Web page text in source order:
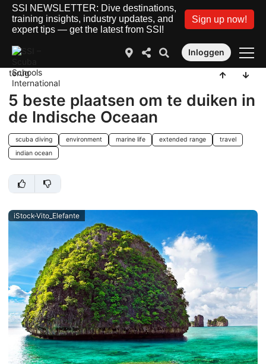
SSI NEWSLETTER: Dive destinations,
training insights, industry updates, and
expert tips — get the latest from SSI!
Sign up now!
Inloggen
terug
5 beste plaatsen om te duiken in
de Indische Oceaan
scuba diving environment marine life extended range
travel
indian ocean
iStock-Vito_Elefante